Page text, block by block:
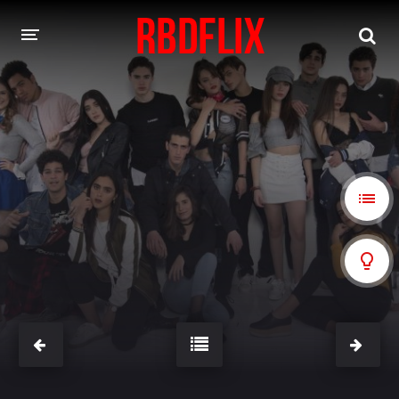
HOME
REBELDE
Rebelde: En Español Rebelde: Dublado
FILMES
Alfonso Herrera Anahí
Christian Chávez Christopher Von Uckermann